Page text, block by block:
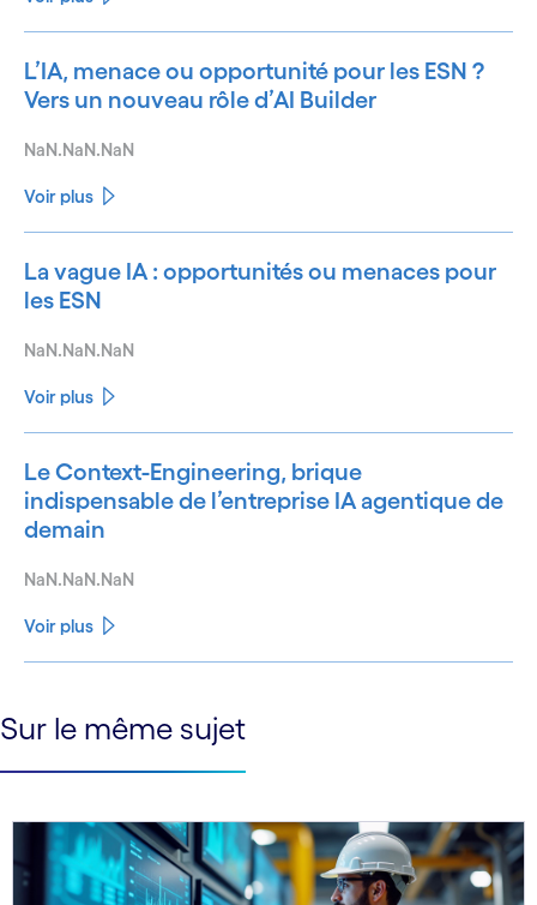
L’IA, menace ou opportunité pour les ESN ?
Vers un nouveau rôle d’AI Builder
NaN.NaN.NaN
Voir plus
La vague IA : opportunités ou menaces pour
les ESN
NaN.NaN.NaN
Voir plus
Le Context-Engineering, brique
indispensable de l’entreprise IA agentique de
demain
NaN.NaN.NaN
Voir plus
See more See less
Sur le même sujet